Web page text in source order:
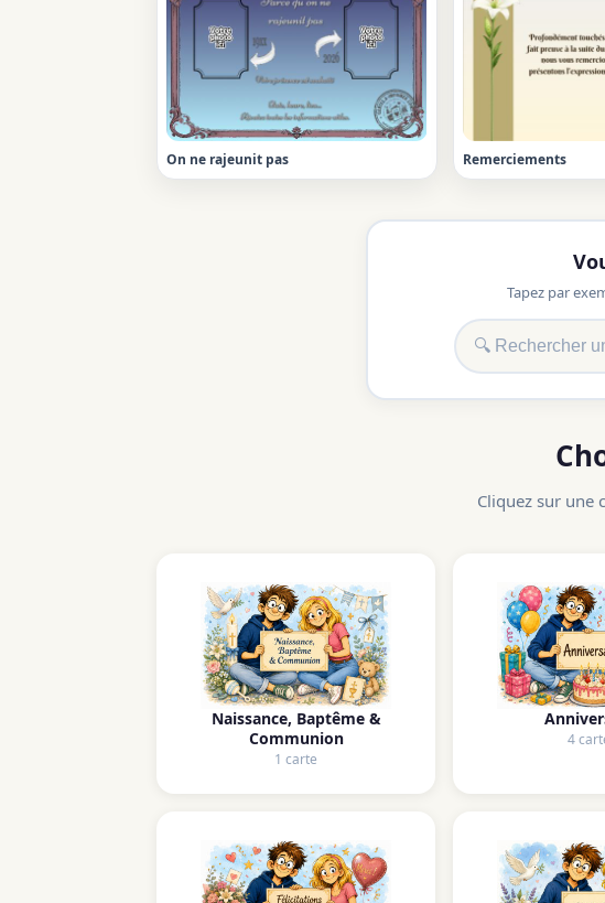
On ne rajeunit pas Remerciements
Tapez par
Cliquez sur une
Naissance, Baptême &
Communion
1 carte
4